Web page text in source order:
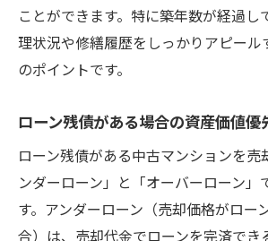
ことができます。特に築年数が経過し
理状況や修繕履歴をしっかりアピール
のポイントです。
ローン残債がある場合の資産価値優
ローン残債がある中古マンションを売
ンダーローン」と「オーバーローン」
す。アンダーローン（売却価格がロー
合）は、売却代金でローンを完済でき